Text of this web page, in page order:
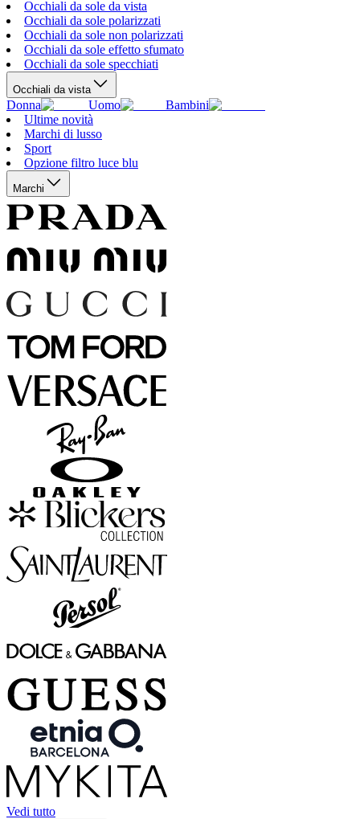
Occhiali da sole da vista
Occhiali da sole polarizzati
Occhiali da sole non polarizzati
Occhiali da sole effetto sfumato
Occhiali da sole specchiati
Occhiali da vista
Donna Uomo
Bambini
Ultime novità
Marchi di lusso
Sport
Opzione filtro luce blu
Marchi
Vedi tutto